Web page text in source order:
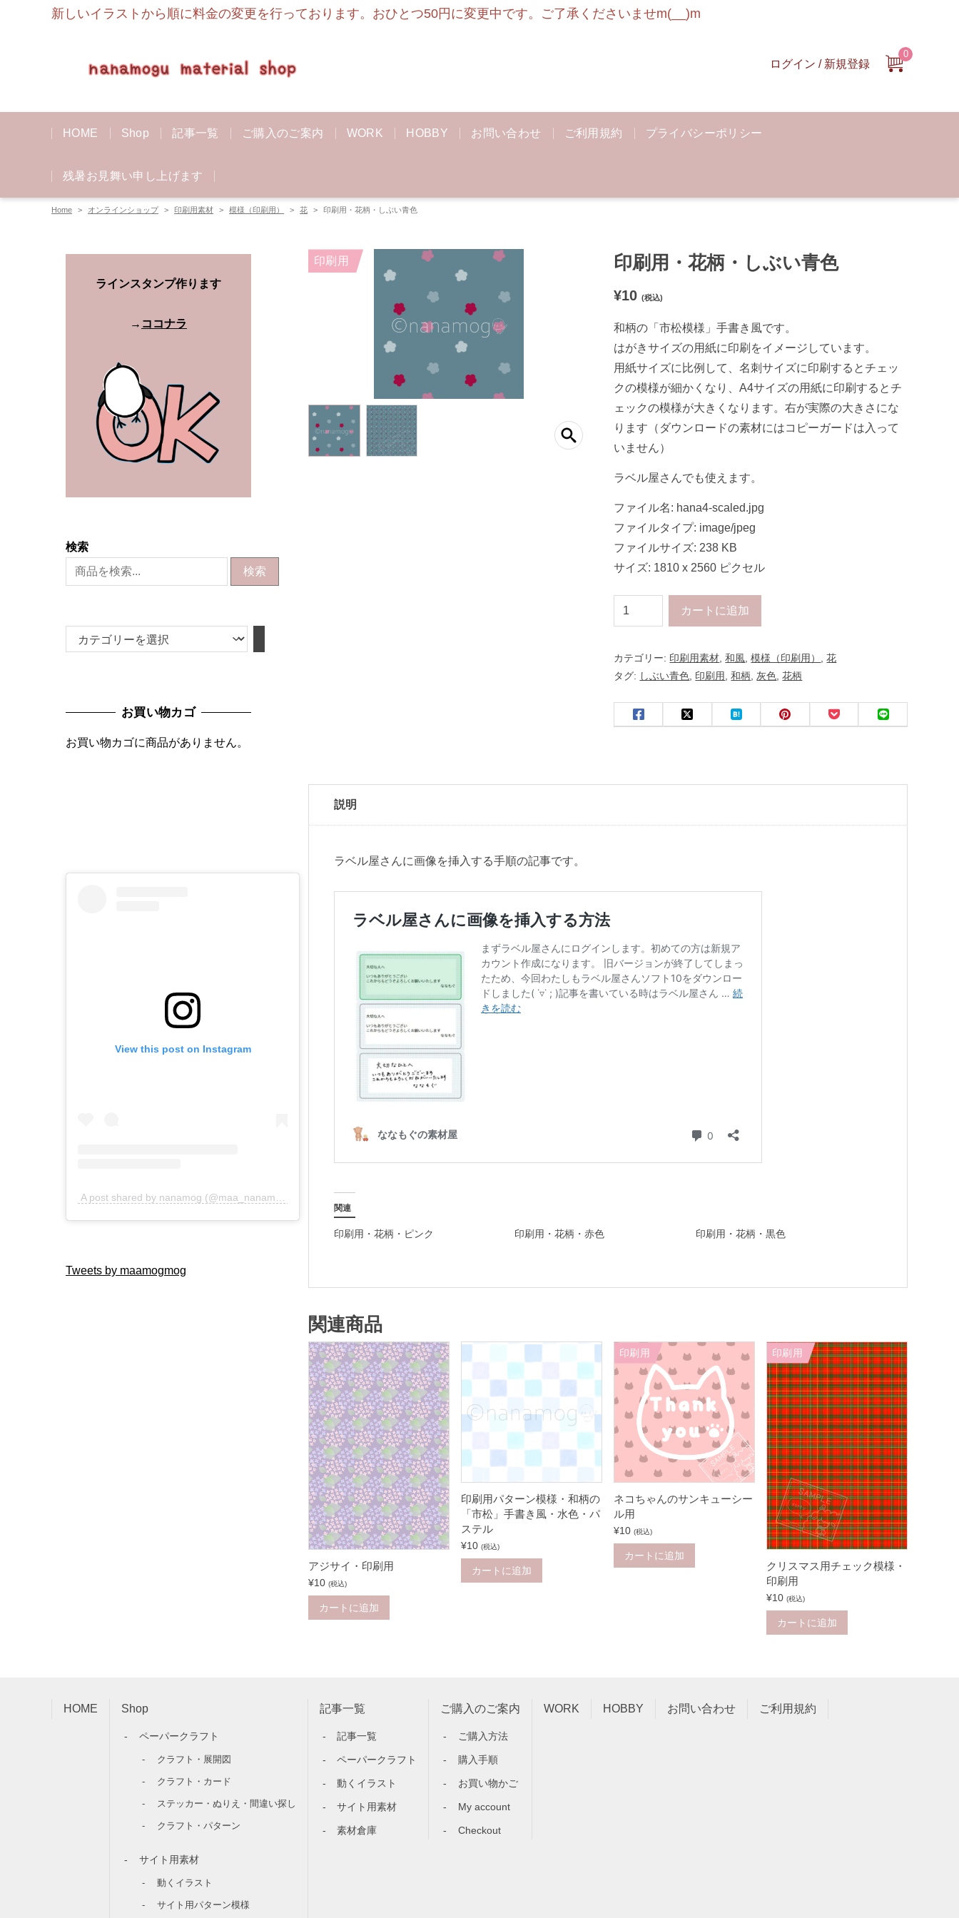
新しいイラストから順に料金の変更を行っております。おひとつ50円に変更中です。ご了承くださいませm(__)m
ログイン / 新規登録
0
HOME Shop 記事一覧 ご購入のご案内 WORK HOBBY お問い合わせ ご利用規約 プライバシーポリシー
残暑お見舞い申し上げます
Home オンラインショップ 印刷用素材 模様（印刷用） 花 印刷用・花柄・しぶい青色
印刷用 印刷用・花柄・しぶい青色
¥10 (税込)
和柄の「市松模様」手書き風です。
はがきサイズの用紙に印刷をイメージしています。
用紙サイズに比例して、名刺サイズに印刷するとチェッ
クの模様が細かくなり、A4サイズの用紙に印刷するとチ
ェックの模様が大きくなります。右が実際の大きさにな
ります（ダウンロードの素材にはコピーガードは入って
いません）
ラベル屋さんでも使えます。
ファイル名: hana4-scaled.jpg
ファイルタイプ: image/jpeg
ファイルサイズ: 238 KB
サイズ: 1810 x 2560 ピクセル
印
刷
・
花
柄
・
い
色
カートに追加
カテゴリー: 印刷用素材,和風,模様（印刷用） ,花
タグ: しぶい青色, 印刷用,和柄,灰色,花柄
説明
ラベル屋さんに画像を挿入する手順の記事です。
関連
印刷用・花柄・ピンク 印刷用・花柄・赤色 印刷用・花柄・黒色
関連商品
アジサイ・印刷用
¥10 (税込)
カートに追加
印刷用パターン模様・和柄の
「市松」手書き風・水色・パ
ステル
¥10 (税込)
カートに追加
印刷用
ネコちゃんのサンキューシー
ル用
¥10 (税込)
カートに追加
印刷用
クリスマス用チェック模様・
印刷用
¥10 (税込)
カートに追加
ラインスタンプ作ります
→ ココナラ
検索
検索
テ
ー
お買い物カゴ
お買い物カゴに商品がありません。
View this post on Instagram
A post shared by nanamog (@maa_nanamog)
Tweets by maamogmog
HOME Shop
ペーパークラフト
クラフト・展開図
クラフト・カード
ステッカー・ぬりえ・間違い探し
クラフト・パターン
サイト用素材
動くイラスト
サイト用パターン模様
記事一覧
記事一覧
ペーパークラフト
動くイラスト
サイト用素材
素材倉庫
ご購入のご案内
ご購入方法
購入手順
お買い物かご
My account
Checkout
WORK HOBBY お問い合わせ ご利用規約